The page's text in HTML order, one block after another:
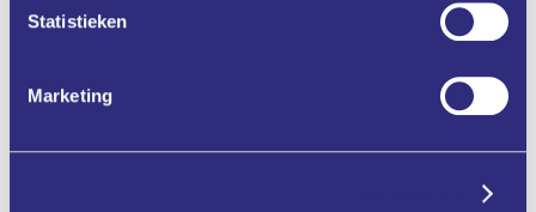
Statistieken
Marketing